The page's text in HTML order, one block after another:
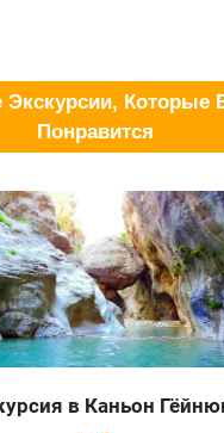
Экскурсии, Которые
Понравится
в Каньон